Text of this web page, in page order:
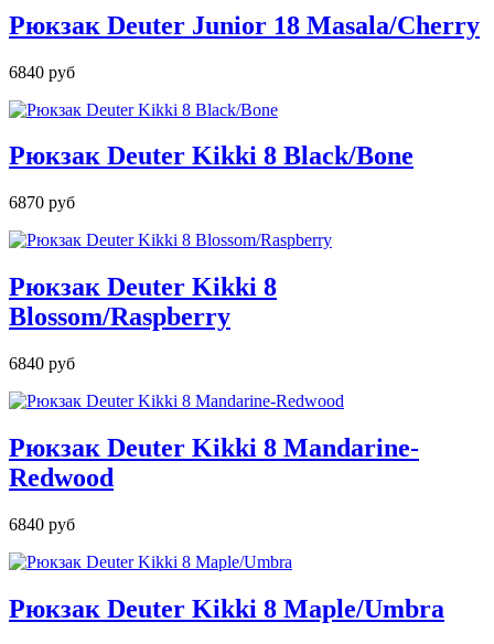
Рюкзак Deuter Junior 18 Masala/Cherry
6840 руб
Рюкзак Deuter Kikki 8 Black/Bone
6870 руб
Рюкзак Deuter Kikki 8
Blossom/Raspberry
6840 руб
Рюкзак Deuter Kikki 8 Mandarine-
Redwood
6840 руб
Рюкзак Deuter Kikki 8 Maple/Umbra